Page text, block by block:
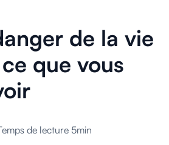
de la vie
que vous
de lecture 5min